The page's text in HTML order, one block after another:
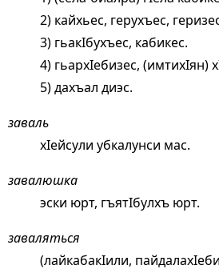
2) кайхьес, герухъес,
3) гьакIбухъес, кабикес.
4) гьархIебизес, (имтихIян)
5) дахъал диэс.
заваль
хIейсули убкалунси мас.
завалюшка
эски юрт, гъятIбулхъ юрт.
заваляться
(лайкабакIили,